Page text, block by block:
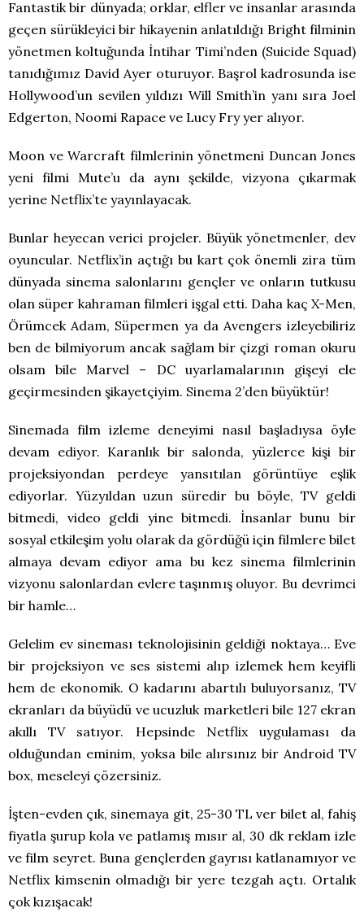
Fantastik bir dünyada; orklar, elfler ve insanlar arasında
geçen sürükleyici bir hikayenin anlatıldığı Bright filminin
yönetmen koltuğunda İntihar Timi’nden (Suicide Squad)
tanıdığımız David Ayer oturuyor. Başrol kadrosunda ise
Hollywood’un sevilen yıldızı Will Smith’in yanı sıra Joel
Edgerton, Noomi Rapace ve Lucy Fry yer alıyor.
Moon ve Warcraft filmlerinin yönetmeni Duncan Jones
yeni filmi Mute’u da aynı şekilde, vizyona çıkarmak
yerine Netflix’te yayınlayacak.
Bunlar heyecan verici projeler. Büyük yönetmenler, dev
oyuncular. Netflix’in açtığı bu kart çok önemli zira tüm
dünyada sinema salonlarını gençler ve onların tutkusu
olan süper kahraman filmleri işgal etti. Daha kaç X-Men,
Örümcek Adam, Süpermen ya da Avengers izleyebiliriz
ben de bilmiyorum ancak sağlam bir çizgi roman okuru
olsam bile Marvel – DC uyarlamalarının gişeyi ele
geçirmesinden şikayetçiyim. Sinema 2’den büyüktür!
Sinemada film izleme deneyimi nasıl başladıysa öyle
devam ediyor. Karanlık bir salonda, yüzlerce kişi bir
projeksiyondan perdeye yansıtılan görüntüye eşlik
ediyorlar. Yüzyıldan uzun süredir bu böyle, TV geldi
bitmedi, video geldi yine bitmedi. İnsanlar bunu bir
sosyal etkileşim yolu olarak da gördüğü için filmlere bilet
almaya devam ediyor ama bu kez sinema filmlerinin
vizyonu salonlardan evlere taşınmış oluyor. Bu devrimci
bir hamle…
Gelelim ev sineması teknolojisinin geldiği noktaya… Eve
bir projeksiyon ve ses sistemi alıp izlemek hem keyifli
hem de ekonomik. O kadarını abartılı buluyorsanız, TV
ekranları da büyüdü ve ucuzluk marketleri bile 127 ekran
akıllı TV satıyor. Hepsinde Netflix uygulaması da
olduğundan eminim, yoksa bile alırsınız bir Android TV
box, meseleyi çözersiniz.
İşten-evden çık, sinemaya git, 25-30 TL ver bilet al, fahiş
fiyatla şurup kola ve patlamış mısır al, 30 dk reklam izle
ve film seyret. Buna gençlerden gayrısı katlanamıyor ve
Netflix kimsenin olmadığı bir yere tezgah açtı. Ortalık
çok kızışacak!